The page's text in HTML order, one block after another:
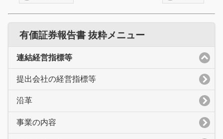
有価証券報告書 抜粋メニュー
連結経営指標等
提出会社の経営指標等
沿革
事業の内容